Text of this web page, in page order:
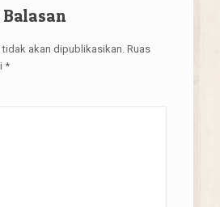
akan dipublikasikan. Ruas
*